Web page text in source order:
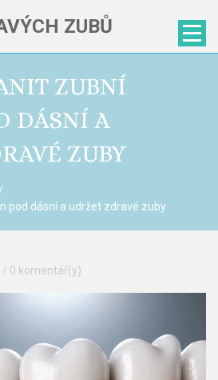
ZUBŮ
ZUBNÍ
DÁSNÍ A
ZUBY
pod dásní a udržet zdravé zuby
/ 0 komentář(y)